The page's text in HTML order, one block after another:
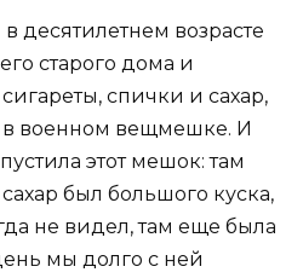
десятилетнем возрасте
старого дома и
спички и сахар,
в военном вещмешке. И
этот мешок: там
был большого куска,
не видел, там еще была
мы долго с ней